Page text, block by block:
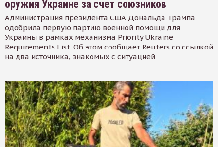
оружия Украине за счет союзников
Администрация президента США Дональда Трампа
одобрила первую партию военной помощи для
Украины в рамках механизма Priority Ukraine
Requirements List. Об этом сообщает Reuters со ссылкой
на два источника, знакомых с ситуацией